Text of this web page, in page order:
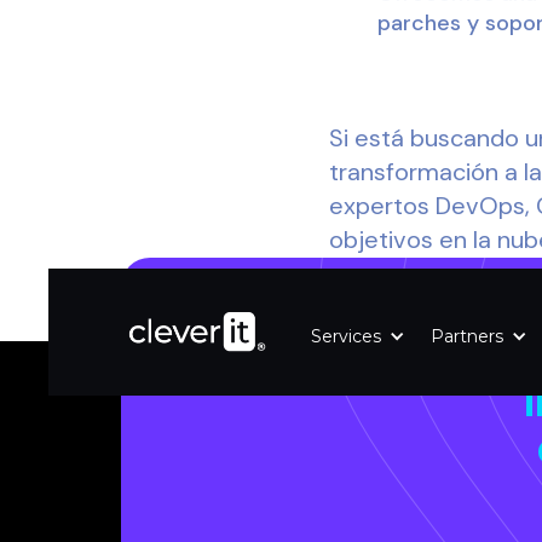
parches y
Si está buscando
transformación a
expertos DevOps,
objetivos en la
Services Partners